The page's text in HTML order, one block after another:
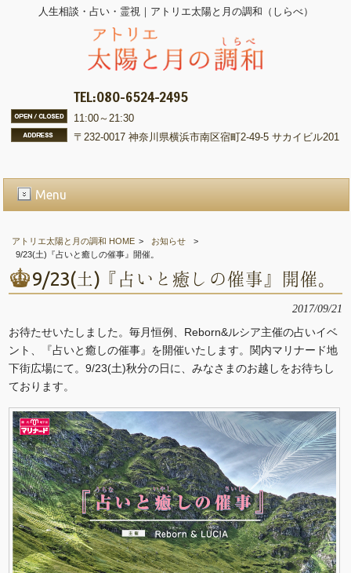
人生相談・占い・霊視｜アトリエ太陽と月の調和（しらべ）
TEL:080-6524-2495
11:00～21:30
〒232-0017 神奈川県横浜市南区宿町2-49-5 サカイビル201
Menu
アトリエ太陽と月の調和 HOME > お知らせ
>
9/23(土)『占いと癒しの催事』開催。
9/23(土)『占いと癒しの催事』開催。
2017/09/21
お待たせいたしました。毎月恒例、Reborn&ルシア主催の占いイベ
ント、『占いと癒しの催事』を開催いたします。関内マリナード地
下街広場にて。9/23(土)秋分の日に、みなさまのお越しをお待ちし
ております。